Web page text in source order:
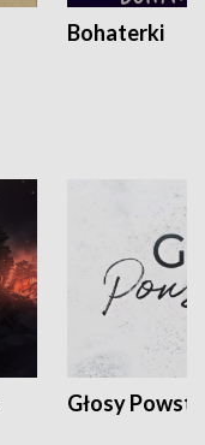
Bohaterki
Głosy